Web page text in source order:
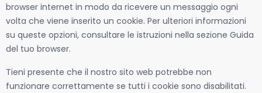
browser internet in modo da ricevere un messaggio ogni
volta che viene inserito un cookie. Per ulteriori informazioni
su queste opzioni, consultare le istruzioni nella sezione Guida
del tuo browser.
Tieni presente che il nostro sito web potrebbe non
funzionare correttamente se tutti i cookie sono disabilitati.